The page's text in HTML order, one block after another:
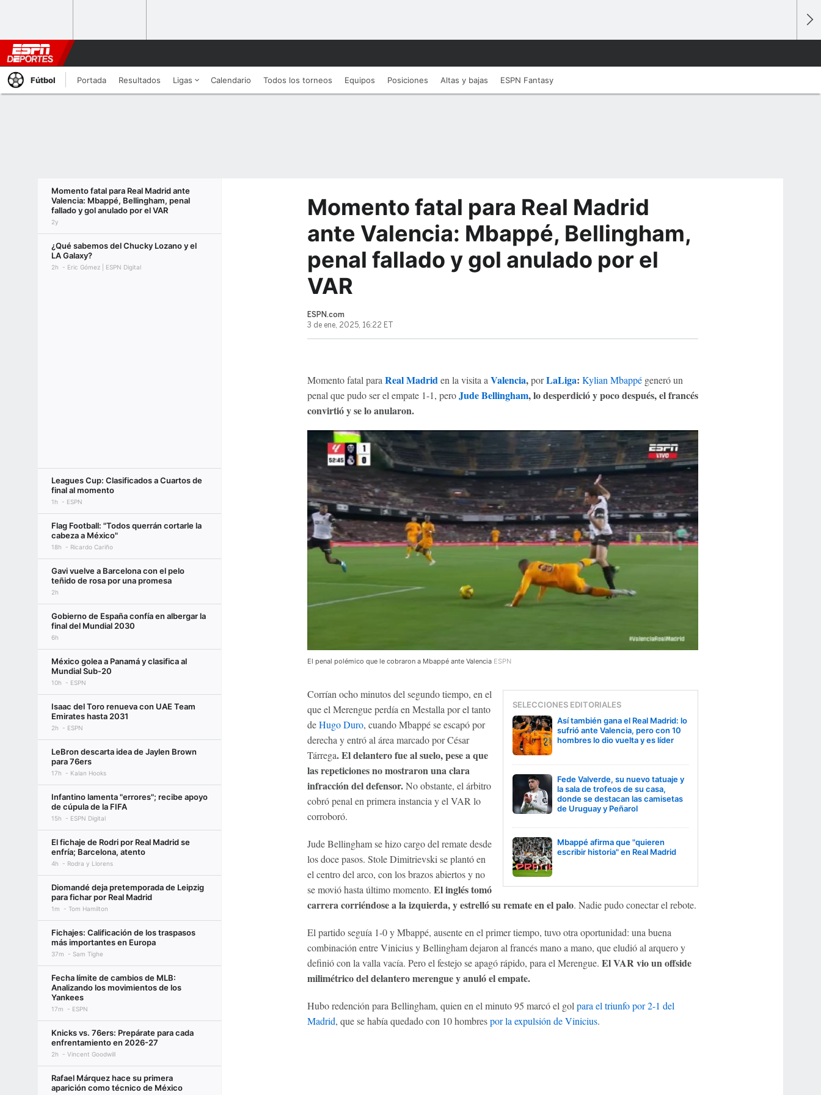
Fútbol Portada Resultados Ligas Calendario Todos los torneos Equipos Posiciones Altas y bajas ESPN Fantasy
Momento fatal para Real Madrid ante
Valencia: Mbappé, Bellingham, penal
fallado y gol anulado por el VAR
2y
¿Qué sabemos del Chucky Lozano y el
LA Galaxy?
2h Eric Gómez | ESPN Digital
Leagues Cup: Clasificados a Cuartos de
final al momento
1h ESPN
Flag Football: "Todos querrán cortarle la
cabeza a México"
18h Ricardo Cariño
Gavi vuelve a Barcelona con el pelo
teñido de rosa por una promesa
2h
Gobierno de España confía en albergar la
final del Mundial 2030
6h
México golea a Panamá y clasifica al
Mundial Sub-20
10h ESPN
Isaac del Toro renueva con UAE Team
Emirates hasta 2031
2h ESPN
LeBron descarta idea de Jaylen Brown
para 76ers
17h Kalan Hooks
Infantino lamenta "errores"; recibe apoyo
de cúpula de la FIFA
15h ESPN Digital
El fichaje de Rodri por Real Madrid se
enfría; Barcelona, atento
4h Rodra y Llorens
Diomandé deja pretemporada de Leipzig
para fichar por Real Madrid
1m Tom Hamilton
Fichajes: Calificación de los traspasos
más importantes en Europa
37m Sam Tighe
Fecha límite de cambios de MLB:
Analizando los movimientos de los
Yankees
17m ESPN
Knicks vs. 76ers: Prepárate para cada
enfrentamiento en 2026-27
2h Vincent Goodwill
Rafael Márquez hace su primera
aparición como técnico de México
Momento fatal para Real Madrid
ante Valencia: Mbappé, Bellingham,
penal fallado y gol anulado por el
VAR
ESPN.com
3 de ene, 2025, 16:22 ET
Momento fatal para Real Madrid en la visita a Valencia,por LaLiga: Kylian Mbappégeneró un
penal que pudo ser el empate 1-1, peroJude Bellingham, lo desperdició y poco después, el francés
convirtió y se lo anularon.
El penal polémico que le cobraron a Mbappé ante Valencia ESPN
SELECCIONES EDITORIALES
Así también gana el Real Madrid: lo
sufrió ante Valencia, pero con 10
hombres lo dio vuelta y es líder
Fede Valverde, su nuevo tatuaje y
la sala de trofeos de su casa,
donde se destacan las camisetas
de Uruguay y Peñarol
Mbappé afirma que "quieren
escribir historia" en Real Madrid
Corrían ocho minutos del segundo tiempo, en el
que el Merengue perdía en Mestalla por el tanto
deHugo Duro, cuando Mbappé se escapó por
derecha y entró al área marcado por César
Tárrega. El delantero fue al suelo, pese a que
las repeticiones no mostraron una clara
infracción del defensor.No obstante, el árbitro
cobró penal en primera instancia y el VAR lo
corroboró.
Jude Bellingham se hizo cargo del remate desde
los doce pasos. Stole Dimitrievski se plantó en
el centro del arco, con los brazos abiertos y no
se movió hasta último momento. El inglés tomó
carrera corriéndose a la izquierda, y estrelló su remate en el palo. Nadie pudo conectar el rebote.
El partido seguía 1-0 y Mbappé, ausente en el primer tiempo, tuvo otra oportunidad: una buena
combinación entre Vinicius y Bellingham dejaron al francés mano a mano, que eludió al arquero y
definió con la valla vacía. Pero el festejo se apagó rápido, para el Merengue. El VAR vio un offside
milimétrico del delantero merengue y anuló el empate.
Hubo redención para Bellingham, quien en el minuto 95 marcó el golpara el triunfo por 2-1 del
Madrid, que se había quedado con 10 hombrespor la expulsión de Vinicius.